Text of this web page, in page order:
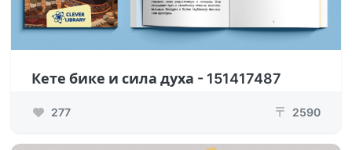
Кете бике и сила духа - 151417487
277 ₸ 2590